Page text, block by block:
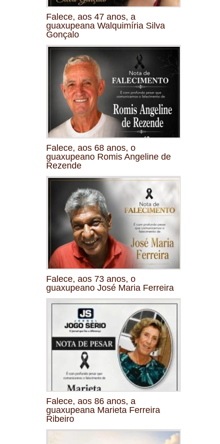
Falece, aos 47 anos, a
guaxupeana Walquimíria Silva
Gonçalo
Falece, aos 68 anos, o
guaxupeano Romis Angeline de
Rezende
Falece, aos 73 anos, o
guaxupeano José Maria Ferreira
Falece, aos 86 anos, a
guaxupeana Marieta Ferreira
Ribeiro